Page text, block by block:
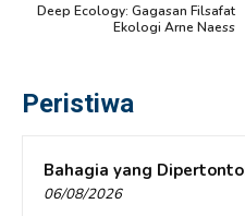
Deep Ecology: Gagasan Filsafat
Ekologi Arne Naess
Peristiwa
Bahagia yang
06/08/2026